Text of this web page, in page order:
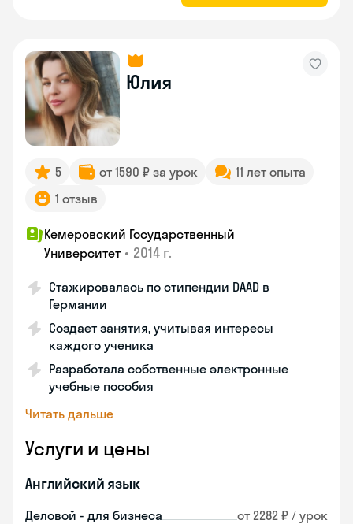
Юлия
5 от 1590 ₽ за урок
11 лет опыта
1 отзыв
Кемеровский Государственный
Университет • 2014 г.
Стажировалась по стипендии DAAD в
Германии
Создает занятия, учитывая интересы
каждого ученика
Разработала собственные электронные
учебные пособия
Читать дальше
Услуги и цены
Английский язык
Деловой - для бизнеса от 2282 ₽ / урок